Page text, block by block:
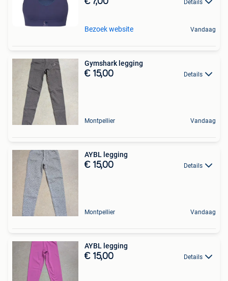
Details
Bezoek website Vandaag
Gymshark legging
€ 15,00 Details
Montpellier Vandaag
AYBL legging
€ 15,00 Details
Montpellier Vandaag
AYBL legging
€ 15,00 Details